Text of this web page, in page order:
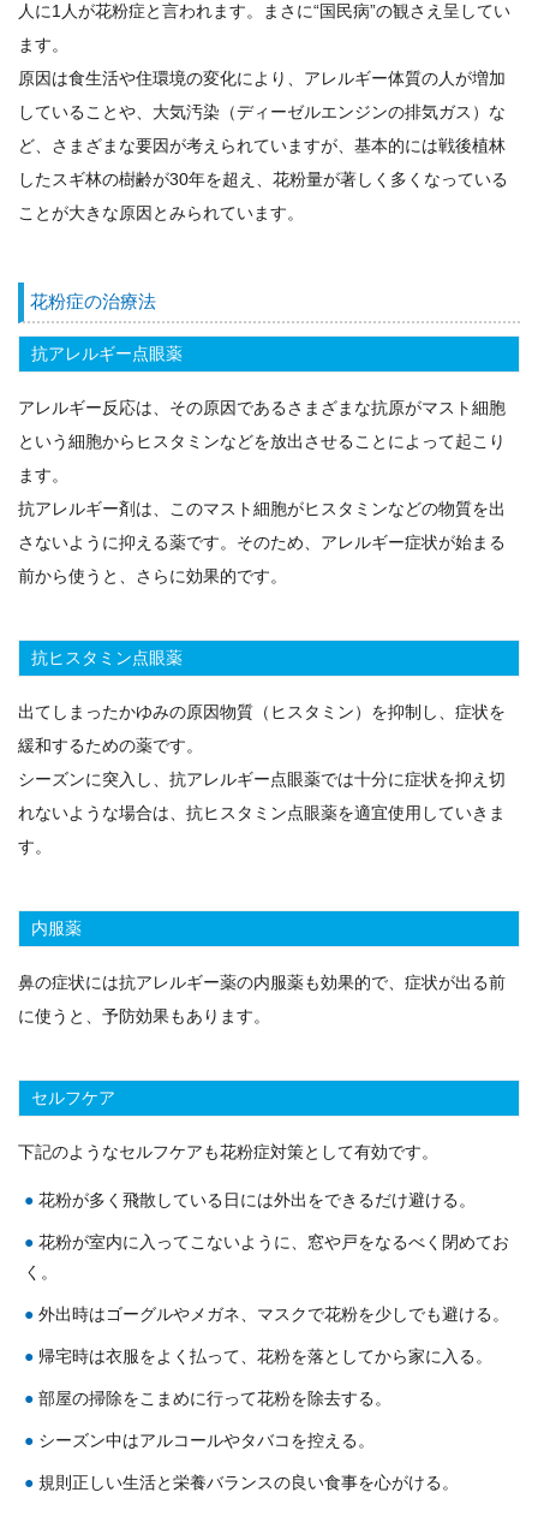
人に1人が花粉症と言われます。まさに“国民病”の観さえ呈してい
ます。
原因は食生活や住環境の変化により、アレルギー体質の人が増加
していることや、大気汚染（ディーゼルエンジンの排気ガス）な
ど、さまざまな要因が考えられていますが、基本的には戦後植林
したスギ林の樹齢が30年を超え、花粉量が著しく多くなっている
ことが大きな原因とみられています。
花粉症の治療法
抗アレルギー点眼薬
アレルギー反応は、その原因であるさまざまな抗原がマスト細胞
という細胞からヒスタミンなどを放出させることによって起こり
ます。
抗アレルギー剤は、このマスト細胞がヒスタミンなどの物質を出
さないように抑える薬です。そのため、アレルギー症状が始まる
前から使うと、さらに効果的です。
抗ヒスタミン点眼薬
出てしまったかゆみの原因物質（ヒスタミン）を抑制し、症状を
緩和するための薬です。
シーズンに突入し、抗アレルギー点眼薬では十分に症状を抑え切
れないような場合は、抗ヒスタミン点眼薬を適宜使用していきま
す。
内服薬
鼻の症状には抗アレルギー薬の内服薬も効果的で、症状が出る前
に使うと、予防効果もあります。
セルフケア
下記のようなセルフケアも花粉症対策として有効です。
花粉が多く飛散している日には外出をできるだけ避ける。
花粉が室内に入ってこないように、窓や戸をなるべく閉めてお
く。
外出時はゴーグルやメガネ、マスクで花粉を少しでも避ける。
帰宅時は衣服をよく払って、花粉を落としてから家に入る。
部屋の掃除をこまめに行って花粉を除去する。
シーズン中はアルコールやタバコを控える。
規則正しい生活と栄養バランスの良い食事を心がける。